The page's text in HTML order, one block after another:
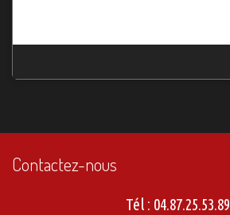
Contactez-nous
Tél : 04.87.25.53.89